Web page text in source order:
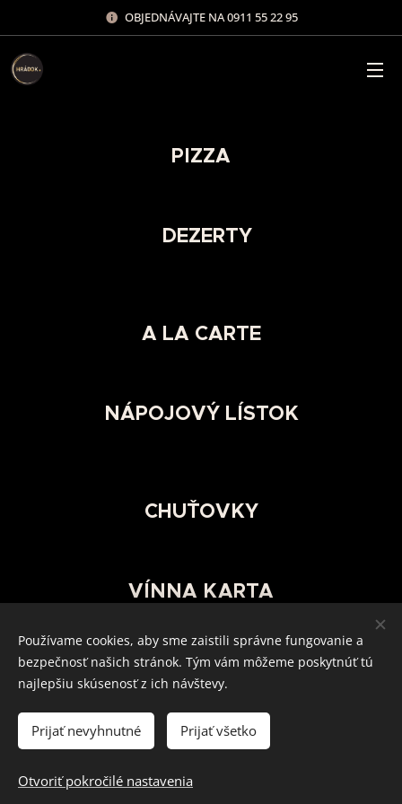
OBJEDNÁVAJTE NA 0911 55 22 95
PIZZA
DEZERTY
A LA CARTE
NÁPOJOVÝ LÍSTOK
CHUŤOVKY
VÍNNA KARTA
RÝCHLY KONTAKT:0911 55 22 95
novaky@hradok.sk
hradoknovaky.sk
Používame cookies, aby sme zaistili správne fungovanie a
bezpečnosť našich stránok. Tým vám môžeme poskytnúť tú
najlepšiu skúsenosť z ich návštevy.
Prijať nevyhnutné Prijať všetko
Otvoriť pokročilé nastavenia